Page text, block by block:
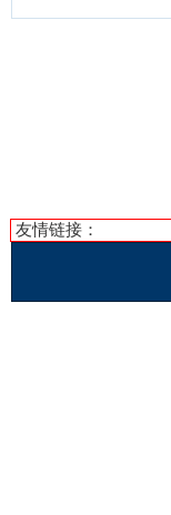
友情链接：